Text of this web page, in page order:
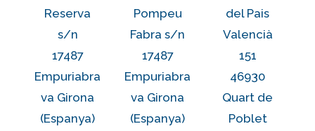
Reserva
s/n
17487
Empuriabra
va Girona
(Espanya)
Pompeu
Fabra s/n
17487
Empuriabra
va Girona
(Espanya)
del Pais
Valencià
151
46930
Quart de
Poblet